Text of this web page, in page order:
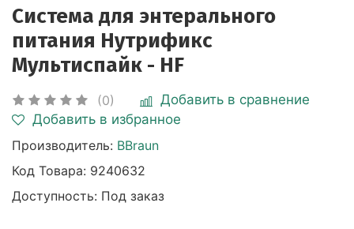
Система для энтерального
питания Нутрификс
Мультиспайк - HF
(0)
Добавить в сравнение
Добавить в избранное
Производитель: BBraun
Код Товара: 9240632
Доступность: Под заказ